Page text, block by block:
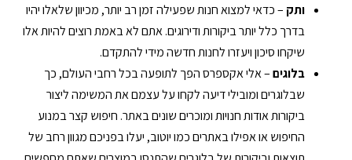
ותק – כדאי למצוא חנות שפעילה זמן רב יותר, מכיוון שלאלו יהיו
בדרך כלל יותר ביקורות ודירוגים. אתם לא באמת רוצים להיות אלו
שיקחו סיכון ויעזרו לחנות חדשה מידי להתקדם.
בלוגים– אלי אקספרס הפך לתופעה בכל רחבי העולם, כך
שבלוגרים ומובילי דיעה לקחו על עצמם את המשימה ליצור
ביקורות אודות חנויות ומוכרים שונים באתר. חיפוש קצר במנוע
החיפוש או אפילו באתרים כמו יוטוב, יעלו בפניכם מגוון רחב של